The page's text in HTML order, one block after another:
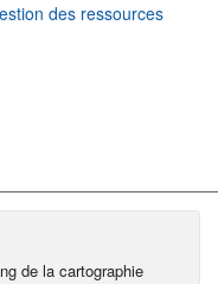
des ressources
de la cartographie